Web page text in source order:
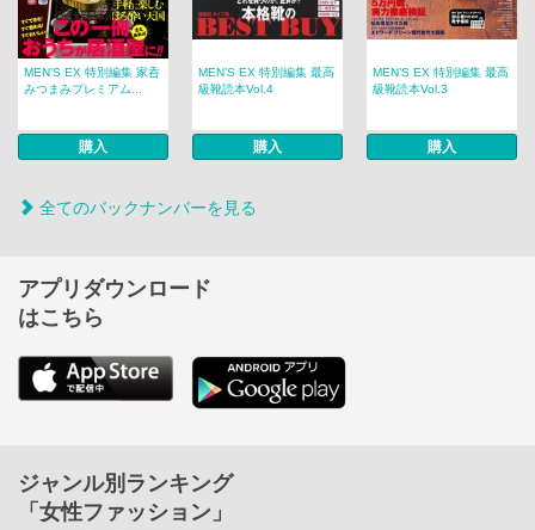
MEN’S EX 特別編集 家呑
みつまみプレミアム...
購入
MEN’S EX 特別編集 最高
級靴読本Vol.4
購入
MEN’S EX 特別編集 最高
級靴読本Vol.3
購入
全てのバックナンバーを見る
アプリダウンロード
はこちら
ジャンル別ランキング
「女性ファッション」